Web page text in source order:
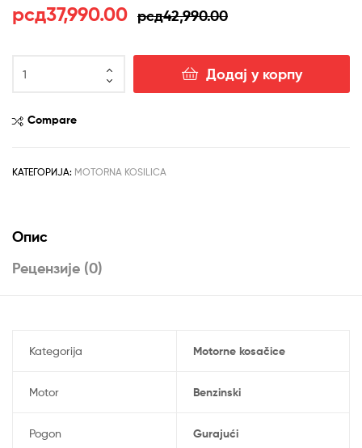
рсд42,990.00
Оригинална
је
рсд37,990.00
Тренутна
је:
Atlas
B
Briggs
Додај у корпу
Compare
КАТЕГОРИЈА: MOTORNA KOSILICA
Опис
Рецензије (0)
Kategorija Motorne kosačice
Motor Benzinski
Pogon Gurajući